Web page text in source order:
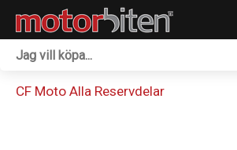
CF Moto Alla Reservdelar